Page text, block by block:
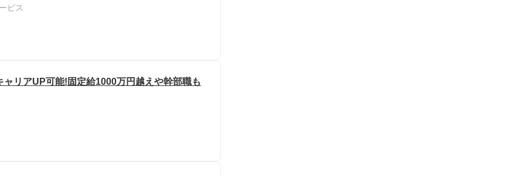
ビス
リアUP可能!固定給1000万円越えや幹部職も